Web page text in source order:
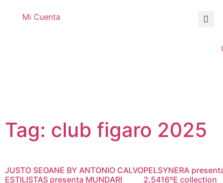
Mi Cuenta
Tag: club figaro 2025
JUSTO SEOANE BY ANTONIO CALVO
ESTILISTAS presenta MUNDARI
PELSYNERA
2.5416ºE collection